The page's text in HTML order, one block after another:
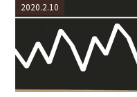
2020.2.10